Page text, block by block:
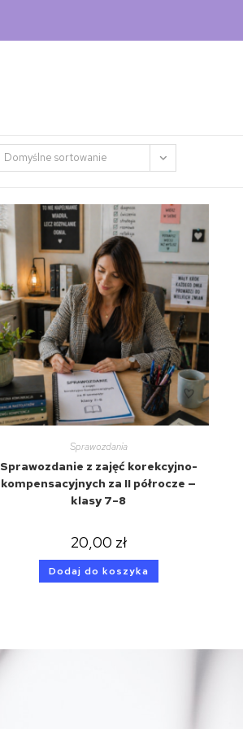
Domyślne sortowanie
Sprawozdania
Sprawozdanie z zajęć korekcyjno-
kompensacyjnych za II półrocze —
klasy 7–8
20,00 zł
Dodaj do koszyka